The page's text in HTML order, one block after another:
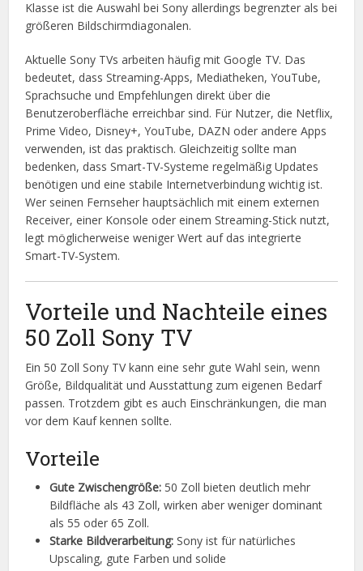
Klasse ist die Auswahl bei Sony allerdings begrenzter als bei
größeren Bildschirmdiagonalen.
Aktuelle Sony TVs arbeiten häufig mit Google TV. Das
bedeutet, dass Streaming-Apps, Mediatheken, YouTube,
Sprachsuche und Empfehlungen direkt über die
Benutzeroberfläche erreichbar sind. Für Nutzer, die Netflix,
Prime Video, Disney+, YouTube, DAZN oder andere Apps
verwenden, ist das praktisch. Gleichzeitig sollte man
bedenken, dass Smart-TV-Systeme regelmäßig Updates
benötigen und eine stabile Internetverbindung wichtig ist.
Wer seinen Fernseher hauptsächlich mit einem externen
Receiver, einer Konsole oder einem Streaming-Stick nutzt,
legt möglicherweise weniger Wert auf das integrierte
Smart-TV-System.
Vorteile und Nachteile eines
50 Zoll Sony TV
Ein 50 Zoll Sony TV kann eine sehr gute Wahl sein, wenn
Größe, Bildqualität und Ausstattung zum eigenen Bedarf
passen. Trotzdem gibt es auch Einschränkungen, die man
vor dem Kauf kennen sollte.
Vorteile
Gute Zwischengröße: 50 Zoll bieten deutlich mehr
Bildfläche als 43 Zoll, wirken aber weniger dominant
als 55 oder 65 Zoll.
Starke Bildverarbeitung: Sony ist für natürliches
Upscaling, gute Farben und solide